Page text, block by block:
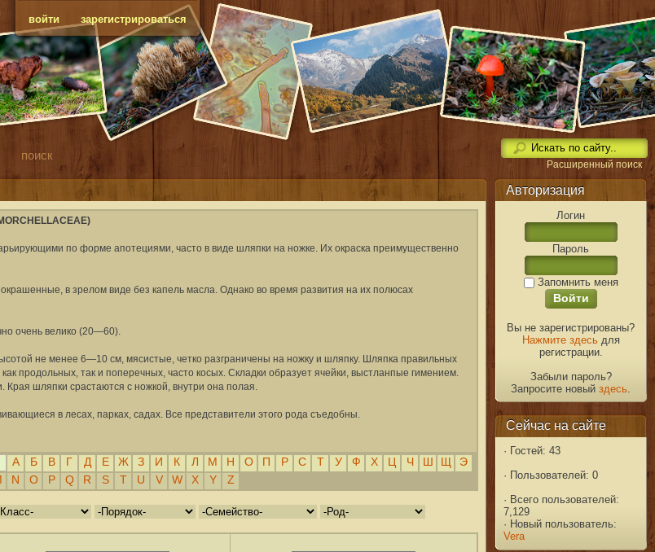
войти зарегистрироваться
поиск
Расширенный поиск
Авторизация
Логин
Пароль
Запомнить меня
Вы не зарегистрированы?
Нажмите здесьдля
регистрации.
Забыли пароль?
Запросите новыйздесь
Сейчас на сайте
· Гостей: 43
· Пользователей: 0
· Всего пользователей:
7,129
· Новый пользователь:
Vera
по форме апотециями, часто в виде шляпки на ножке. Их окраска преимущественно
в зрелом виде без капель масла. Однако во время развития на их полюсах
очень велико (20—60).
не менее 6—10 см, мясистые, четко разграничены на ножку и шляпку. Шляпка правильных
продольных, так и поперечных, часто косых. Складки образует ячейки, выстланпые гимением.
шляпки срастаются с ножкой, внутри она полая.
в лесах, парках, садах. Все представители этого рода съедобны.
А Б В Г Д Е Ж З И К Л М Н О П Р С Т У Ф Х Ч
Э
N O P Q R S T U V W X Y Z